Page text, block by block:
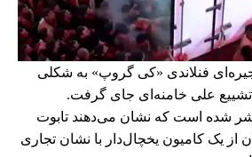
فنلاندی «کی گروپ» به شکلی
علی خامنه‌ای جای گرفت.
شده است که نشان می‌دهند تابوت
از یک کامیون یخچال‌دار با نشان تجاری